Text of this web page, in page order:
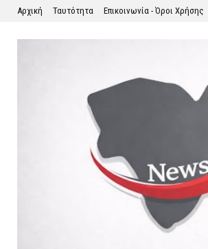
Αρχική Ταυτότητα Επικοινωνία - Όροι Χρήσης